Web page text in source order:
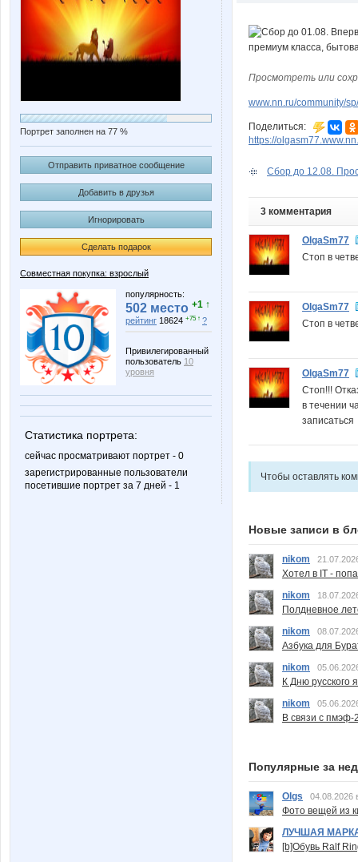
Портрет заполнен на 77 %
Отправить приватное сообщение
Добавить в друзья
Игнорировать
Сделать подарок
Совместная покупка: взрослый
популярность:
502 место +1 ↑
рейтинг 18624 +75 ↑ ?
Привилегированный
пользователь 10
уровня
Статистика портрета:
сейчас просматривают портрет - 0
зарегистрированные пользователи
посетившие портрет за 7 дней - 1
Просмотреть или
www.nn.ru/community/
Поделиться:
https://
Сбор до 12.08.
3 комментария
OlgaSm77
Стоп в
OlgaSm77
Стоп в
OlgaSm77
Стоп!!!
в течении
записаться
Чтобы оставлять
Новые записи в
nikom
Хотел в IT -
nikom
Полдневное
nikom
Азбука для
nikom
К Дню русского
nikom
В связи с пмэф-
Популярные за
Olgs 04.08.2026
Фото вещей из
ЛУЧШАЯ
[b]Обувь Ralf